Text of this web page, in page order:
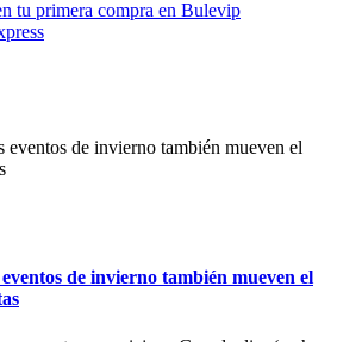
de invierno también mueven el